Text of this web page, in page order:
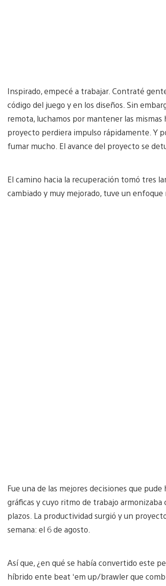
Inspirado, empecé a trabajar. Contraté
código del juego y en los diseños. Sin
remota, luchamos por mantener las mismas
proyecto perdiera impulso rápidamente. Y
fumar mucho. El avance del proyecto se
El camino hacia la recuperación tomó tres
cambiado y muy mejorado, tuve un enfoque
Fue una de las mejores decisiones que
gráficas y cuyo ritmo de trabajo
plazos. La productividad surgió y un
semana: el 6 de agosto.
Así que, ¿en qué se había convertido este
híbrido ente beat ‘em up/brawler que